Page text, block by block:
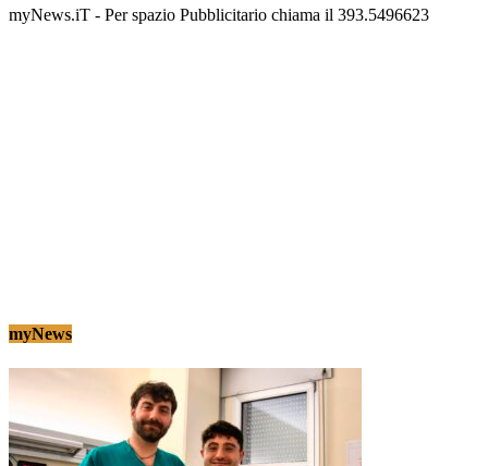
myNews.iT - Per spazio Pubblicitario chiama il 393.5496623
myNews